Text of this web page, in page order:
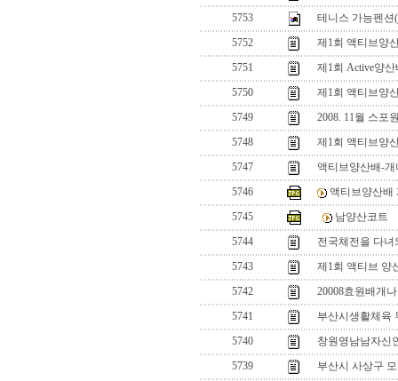
5753
테니스 가능펜션
5752
제1회 액티브양
5751
제1회 Active양
5750
제1회 액티브양
5749
2008. 11월 스포
5748
제1회 액티브양
5747
액티브양산배-
5746
액티브양산배
5745
남양산코트
5744
전국체전을 다녀
5743
제1회 액티브 양
5742
20008효원배개
5741
부산시생활체육
5740
창원영남남자신
5739
부산시 사상구